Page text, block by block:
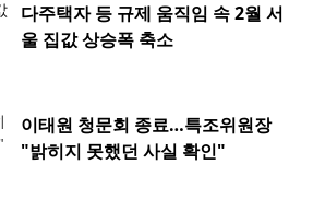
다주택자 등 규제 움직임 속 2월 서
울 집값 상승폭 축소
이태원 청문회 종료…특조위원장
"밝히지 못했던 사실 확인"